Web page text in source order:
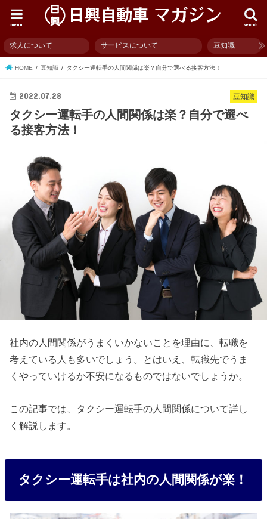
search
menu
求人について サービスについて 豆知識
HOME 豆知識 タクシー運転手の人間関係は楽？自分で選べる接客方法！
豆知識
2022.07.28
タクシー運転手の人間関係は楽？自分で選べ
る接客方法！
社内の人間関係がうまくいかないことを理由に、転職を
考えている人も多いでしょう。とはいえ、転職先でうま
くやっていけるか不安になるものではないでしょうか。
この記事では、タクシー運転手の人間関係について詳し
く解説します。
タクシー運転手は社内の人間関係が楽！